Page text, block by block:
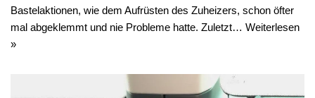
Bastelaktionen, wie dem Aufrüsten des Zuheizers, schon öfter
mal abgeklemmt und nie Probleme hatte. Zuletzt… Weiterlesen
»